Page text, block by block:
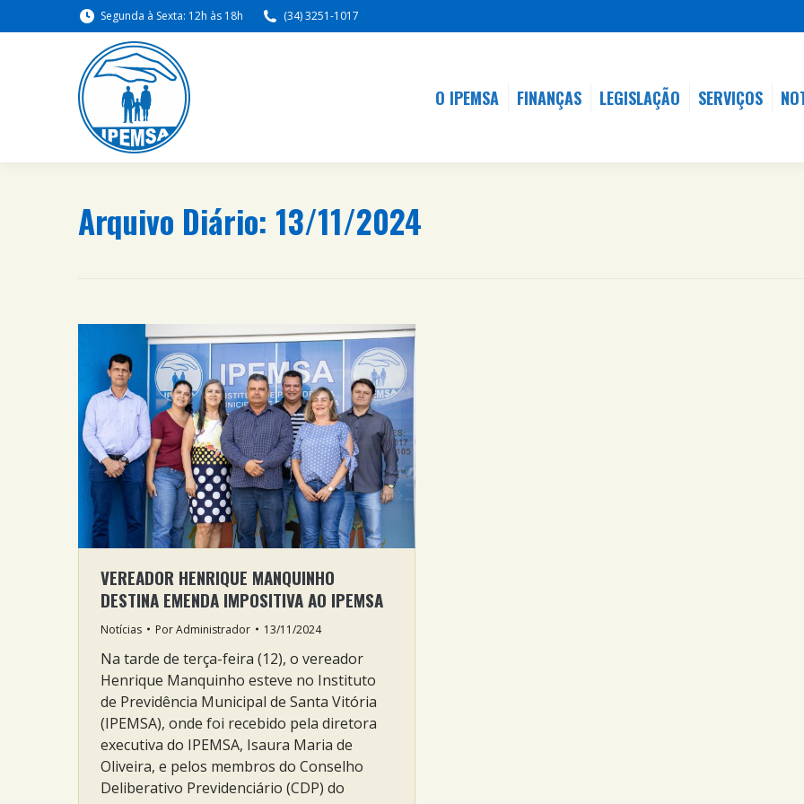
Segunda à Sexta: 12h às 18h (34) 3251-1017
O IPEMSA FINANÇAS LEGISLAÇÃO SERVIÇOS
Arquivo Diário: 13/11/2024
VEREADOR HENRIQUE MANQUINHO
DESTINA EMENDA IMPOSITIVA AO IPEMSA
Notícias PorAdministrador 13/11/2024
Na tarde de terça-feira (12), o vereador
Henrique Manquinho esteve no Instituto
de Previdência Municipal de Santa Vitória
(IPEMSA), onde foi recebido pela diretora
executiva do IPEMSA, Isaura Maria de
Oliveira, e pelos membros do Conselho
Deliberativo Previdenciário (CDP) do
O IPEMSA FINANÇAS LEGISLAÇÃO SERVIÇOS